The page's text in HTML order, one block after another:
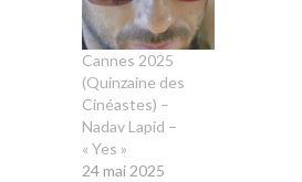
Cannes 2025
(Quinzaine des
Cinéastes) –
Nadav Lapid –
« Yes »
24 mai 2025